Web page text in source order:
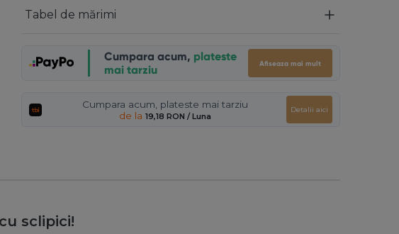
Tabel de mărimi
Cumpara acum, plateste
mai tarziu
Afiseaza mai mult
Cumpara acum, plateste mai tarziu
de la 19,18 RON / Luna
Detalii aici
sclipici!